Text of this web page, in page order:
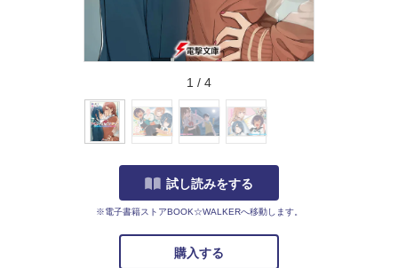
1 / 4
試し読みをする
※電子書籍ストアBOOK☆WALKERへ移動します。
購入する